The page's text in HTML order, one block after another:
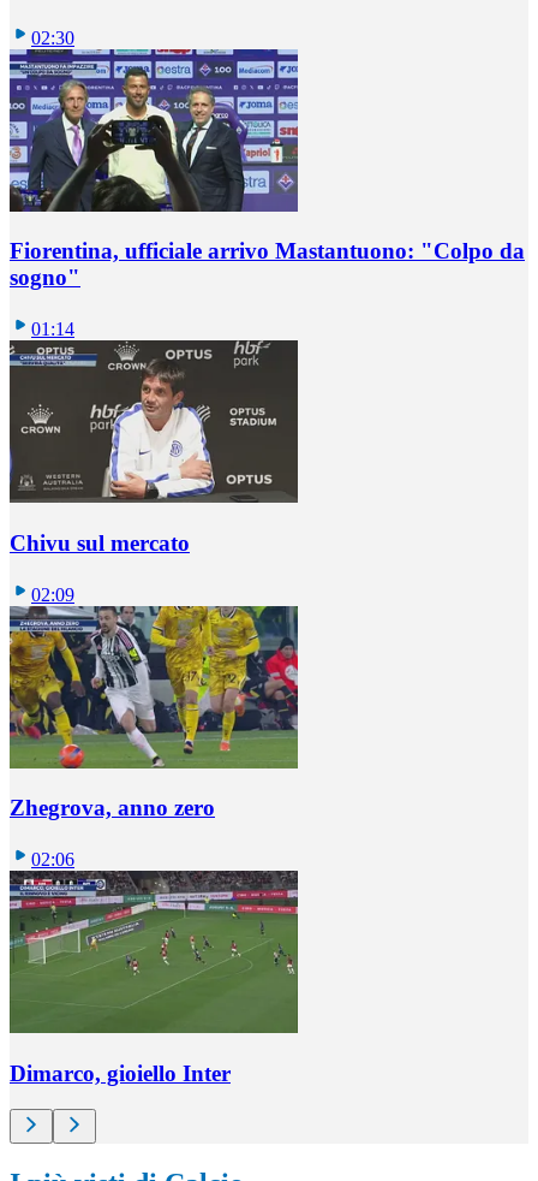
02:30
Fiorentina, ufficiale arrivo Mastantuono: "Colpo da
sogno"
01:14
Chivu sul mercato
02:09
Zhegrova, anno zero
02:06
Dimarco, gioiello Inter